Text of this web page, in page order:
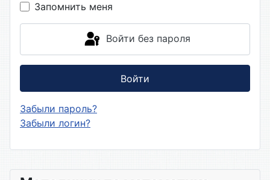
Запомнить меня
Войти без пароля
Войти
Забыли пароль?
Забыли логин?